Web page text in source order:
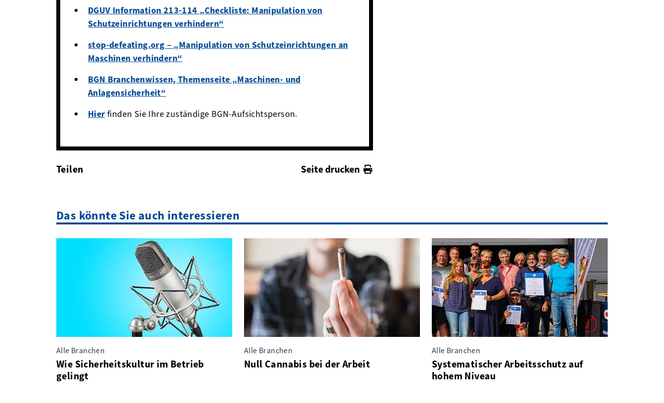
DGUV Information 213-114 „Checkliste: Manipulation von
Schutzeinrichtungen verhindern“
stop-defeating.org – „Manipulation von Schutzeinrichtungen an
Maschinen verhindern“
BGN Branchenwissen, Themenseite „Maschinen- und
Anlagensicherheit“
Hier finden Sie Ihre zuständige BGN-Aufsichtsperson.
Teilen Seite drucken
Das könnte Sie auch interessieren
Alle Branchen
Wie Sicherheitskultur im Betrieb
gelingt
Alle Branchen
Null Cannabis bei der Arbeit
Alle Branchen
Systematischer Arbeitsschutz auf
hohem Niveau